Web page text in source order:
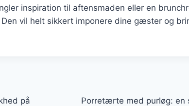
inspiration til aftensmaden eller en
vil helt sikkert imponere dine gæster og
på
Porretærte med purløg: en